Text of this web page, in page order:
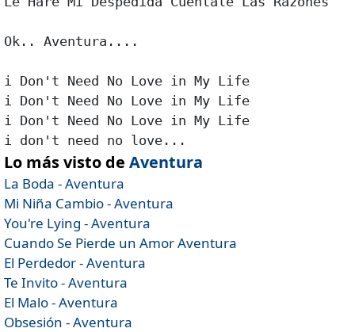
Ok.. Aventura....
i Don't Need No Love in My Life
i Don't Need No Love in My Life
i Don't Need No Love in My Life
i don't need no love...
Lo más visto de Aventura
La Boda - Aventura
Mi Niña Cambio - Aventura
You're Lying - Aventura
Cuando Se Pierde un Amor Aventura
El Perdedor - Aventura
Te Invito - Aventura
El Malo - Aventura
Obsesión - Aventura